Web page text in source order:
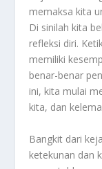
memaksa kita
Di sinilah kita
refleksi diri.
memiliki
benar-benar
ini, kita mulai
kita, dan
Bangkit dari
ketekunan dan